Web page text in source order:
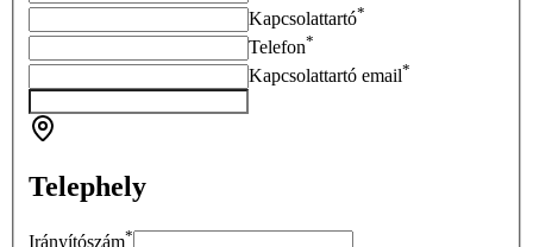
Kapcsolattartó*
Telefon*
Kapcsolattartó email*
Telephely
Irányítószám*